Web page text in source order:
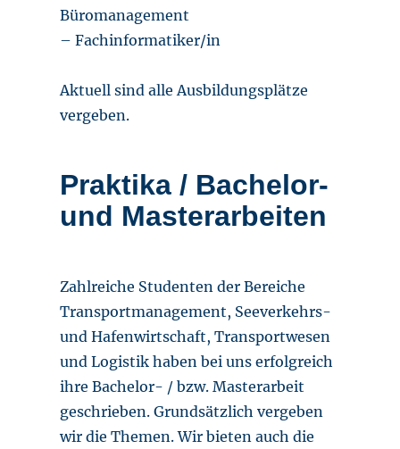
Büromanagement
– Fachinformatiker/in
Aktuell sind alle Ausbildungsplätze
vergeben.
Praktika / Bachelor-
und Masterarbeiten
Zahlreiche Studenten der Bereiche
Transportmanagement, Seeverkehrs-
und Hafenwirtschaft, Transportwesen
und Logistik haben bei uns erfolgreich
ihre Bachelor- / bzw. Masterarbeit
geschrieben. Grundsätzlich vergeben
wir die Themen. Wir bieten auch die